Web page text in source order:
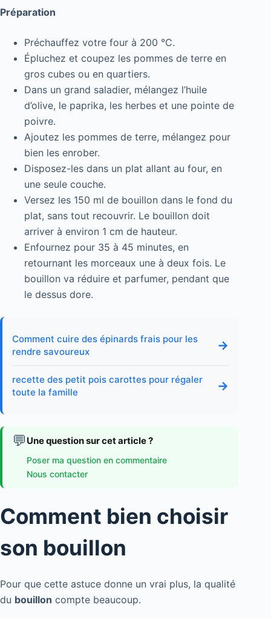
Préparation
Préchauffez votre four à 200 °C.
Épluchez et coupez les pommes de terre en
gros cubes ou en quartiers.
Dans un grand saladier, mélangez l’huile
d’olive, le paprika, les herbes et une pointe de
poivre.
Ajoutez les pommes de terre, mélangez pour
bien les enrober.
Disposez-les dans un plat allant au four, en
une seule couche.
Versez les 150 ml de bouillon dans le fond du
plat, sans tout recouvrir. Le bouillon doit
arriver à environ 1 cm de hauteur.
Enfournez pour 35 à 45 minutes, en
retournant les morceaux une à deux fois. Le
bouillon va réduire et parfumer, pendant que
le dessus dore.
Comment cuire des épinards frais pour les
rendre savoureux
→
recette des petit pois carottes pour régaler
toute la famille
→
💬 Une question sur cet article ?
Poser ma question en commentaire
Nous contacter
Comment bien choisir
son bouillon
Pour que cette astuce donne un vrai plus, la qualité
du bouillon compte beaucoup.